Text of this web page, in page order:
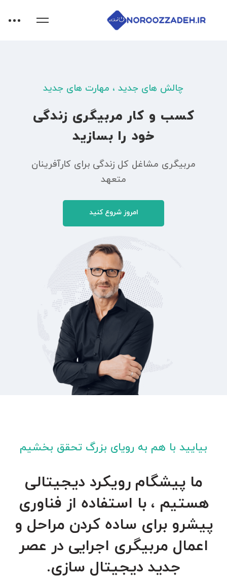
کسب و کار مربیگری زندگی
خود را بسازید
چالش های جدید ، مهارت های جدید
مربیگری مشاغل کل زندگی برای کارآفرینان
متعهد
امروز شروع کنید
بیایید با هم به رویای بزرگ تحقق بخشیم
ما پیشگام رویکرد دیجیتالی
هستیم ، با استفاده از فناوری
پیشرو برای ساده کردن مراحل و
اعمال مربیگری اجرایی در عصر
جدید دیجیتال سازی.